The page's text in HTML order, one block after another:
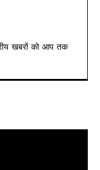
खबरों को आप तक